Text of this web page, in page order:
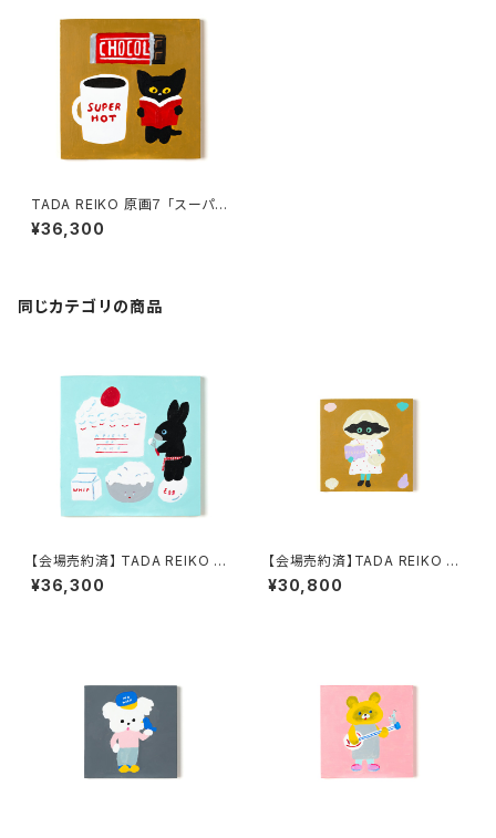
TADA REIKO 原画７ 「スーパ
ーホット」
¥36,300
同じカテゴリの商品
【会場売約済】 TADA REIKO 原
画１０ 「ピースオブケイク」
¥36,300
【会場売約済】TADA REIKO 原
画１７ 「NICENICE C HISTOR
Y！クラムちゃん」
¥30,800